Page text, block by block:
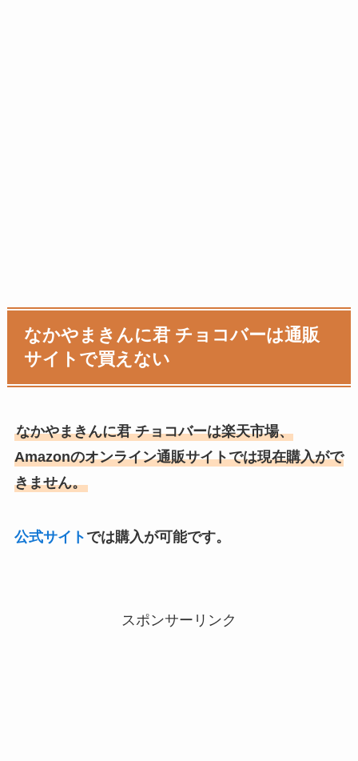
なかやまきんに君 チョコバーは通販
サイトで買えない
なかやまきんに君 チョコバーは楽天市場、
Amazonのオンライン通販サイトでは現在購入がで
きません。
公式サイト では購入が可能です。
スポンサーリンク